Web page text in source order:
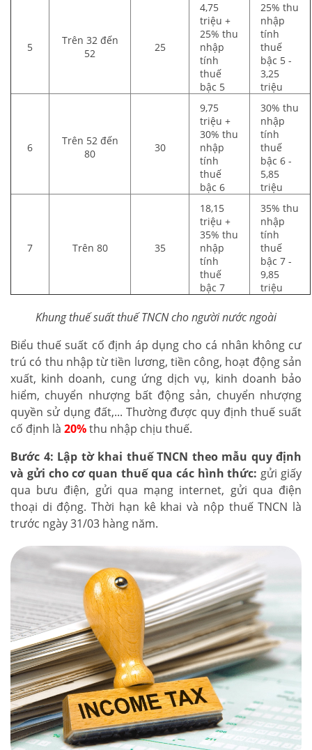
5
Trên 32 đến
52
25
4,75
triệu +
25% thu
nhập
tính
thuế
bậc 5
25% thu
nhập
tính
thuế
bậc 5 -
3,25
triệu
6
Trên 52 đến
80
30
9,75
triệu +
30% thu
nhập
tính
thuế
bậc 6
30% thu
nhập
tính
thuế
bậc 6 -
5,85
triệu
7 Trên 80 35
18,15
triệu +
35% thu
nhập
tính
thuế
bậc 7
35% thu
nhập
tính
thuế
bậc 7 -
9,85
triệu
Khung thuế suất thuế TNCN cho người nước ngoài
Biểu thuế suất cố định áp dụng cho cá nhân không cư
trú có thu nhập từ tiền lương, tiền công, hoạt động sản
xuất, kinh doanh, cung ứng dịch vụ, kinh doanh bảo
hiểm, chuyển nhượng bất động sản, chuyển nhượng
quyền sử dụng đất,... Thường được quy định thuế suất
cố định là 20%thu nhập chịu thuế.
Bước 4: Lập tờ khai thuế TNCN theo mẫu quy định
và gửi cho cơ quan thuế qua các hình thức: gửi giấy
qua bưu điện, gửi qua mạng internet, gửi qua điện
thoại di động. Thời hạn kê khai và nộp thuế TNCN là
trước ngày 31/03 hàng năm.